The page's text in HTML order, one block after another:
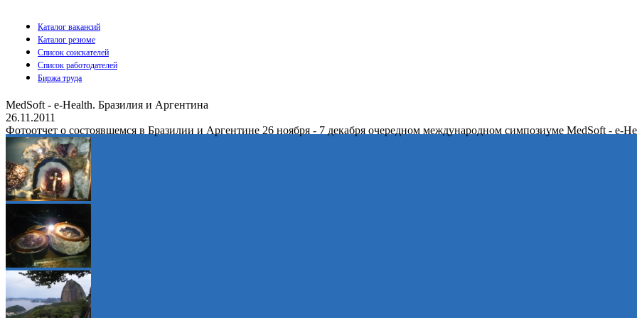
Каталог вакансий
Каталог резюме
Список соискателей
Список работодателей
Биржа труда
MedSoft - e-Health. Бразилия и Аргентина
26.11.2011
Фотоотчет о состоявшемся в Бразилии и Аргентине 26 ноября - 7 декабря очередном международном симпозиуме MedSoft - e-